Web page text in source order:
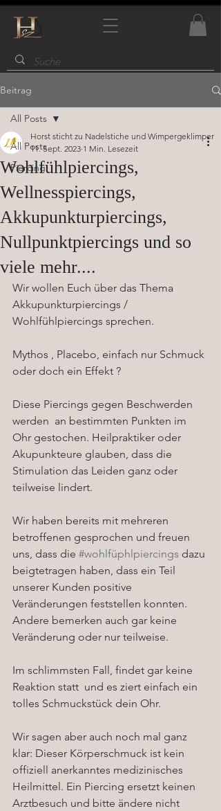
Beitrag
All Posts
Piercing
All Posts
Wohlfühlpiercings,
Wellnesspiercings,
Akkupunkturpiercings,
Nullpunktpiercings und so
viele mehr....
Horst sticht zu Nadelstiche und Wimpergeklimper
11. Sept. 2023 1 Min. Lesezeit
Wir wollen Euch über das Thema
Akkupunkturpiercings /
Wohlfühlpiercings sprechen.
Mythos , Placebo, einfach nur Schmuck
oder doch ein Effekt ?
Diese Piercings gegen Beschwerden
werden  an bestimmten Punkten im
Ohr gestochen. Heilpraktiker oder
Akupunkteure glauben, dass die
Stimulation das Leiden ganz oder
teilweise lindert.
Wir haben bereits mit mehreren
betroffenen gesprochen und freuen
uns, dass die #wohlfüphlpiercings dazu
beigtetragen haben, dass ein Teil
unserer Kunden positive
Veränderungen feststellen konnten.
Andere bemerken auch gar keine
Veränderung oder nur teilweise.
Im schlimmsten Fall, findet gar keine
Reaktion statt  und es ziert einfach ein
tolles Schmuckstück dein Ohr.
Wir sagen aber auch noch mal ganz
klar: Dieser Körperschmuck ist kein
offiziell anerkanntes medizinisches
Heilmittel. Ein Piercing ersetzt keinen
Arztbesuch und bitte ändere nicht